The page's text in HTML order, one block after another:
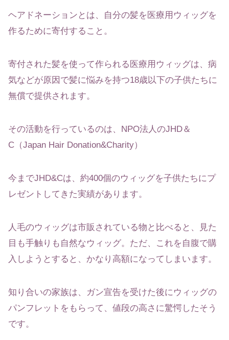
ヘアドネーションとは、自分の髪を医療用ウィッグを
作るために寄付すること。
寄付された髪を使って作られる医療用ウィッグは、病
気などが原因で髪に悩みを持つ18歳以下の子供たちに
無償で提供されます。
その活動を行っているのは、NPO法人のJHD＆
C（Japan Hair Donation&Charity）
今までJHD&Cは、約400個のウィッグを子供たちにプ
レゼントしてきた実績があります。
人毛のウィッグは市販されている物と比べると、見た
目も手触りも自然なウィッグ。ただ、これを自腹で購
入しようとすると、かなり高額になってしまいます。
知り合いの家族は、ガン宣告を受けた後にウィッグの
パンフレットをもらって、値段の高さに驚愕したそう
です。